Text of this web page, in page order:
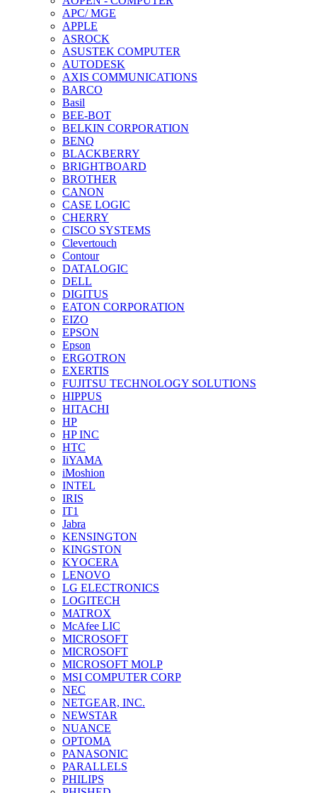
APC/ MGE
APPLE
ASROCK
ASUSTEK COMPUTER
AUTODESK
AXIS COMMUNICATIONS
BARCO
Basil
BEE-BOT
BELKIN CORPORATION
BENQ
BLACKBERRY
BRIGHTBOARD
BROTHER
CANON
CASE LOGIC
CHERRY
CISCO SYSTEMS
Clevertouch
Contour
DATALOGIC
DELL
DIGITUS
EATON CORPORATION
EIZO
EPSON
Epson
ERGOTRON
EXERTIS
FUJITSU TECHNOLOGY SOLUTIONS
HIPPUS
HITACHI
HP
HP INC
HTC
IiYAMA
iMoshion
INTEL
IRIS
IT1
Jabra
KENSINGTON
KINGSTON
KYOCERA
LENOVO
LG ELECTRONICS
LOGITECH
MATROX
McAfee LIC
MICROSOFT
MICROSOFT
MICROSOFT MOLP
MSI COMPUTER CORP
NEC
NETGEAR, INC.
NEWSTAR
NUANCE
OPTOMA
PANASONIC
PARALLELS
PHILIPS